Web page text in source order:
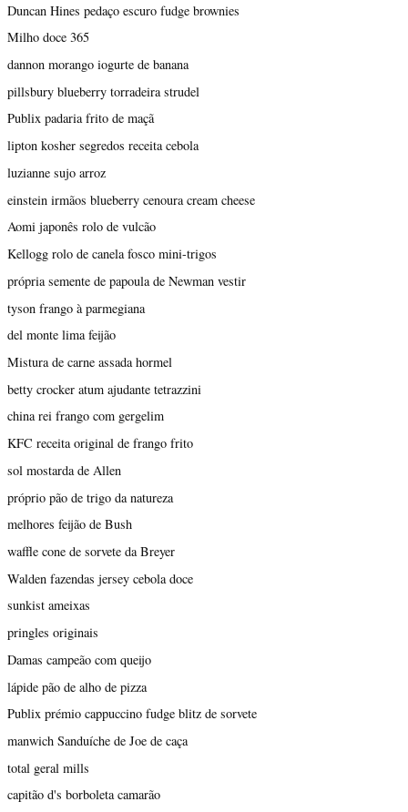
Duncan Hines pedaço escuro fudge brownies
Milho doce 365
dannon morango iogurte de banana
pillsbury blueberry torradeira strudel
Publix padaria frito de maçã
lipton kosher segredos receita cebola
luzianne sujo arroz
einstein irmãos blueberry cenoura cream cheese
Aomi japonês rolo de vulcão
Kellogg rolo de canela fosco mini-trigos
própria semente de papoula de Newman vestir
tyson frango à parmegiana
del monte lima feijão
Mistura de carne assada hormel
betty crocker atum ajudante tetrazzini
china rei frango com gergelim
KFC receita original de frango frito
sol mostarda de Allen
próprio pão de trigo da natureza
melhores feijão de Bush
waffle cone de sorvete da Breyer
Walden fazendas jersey cebola doce
sunkist ameixas
pringles originais
Damas campeão com queijo
lápide pão de alho de pizza
Publix prémio cappuccino fudge blitz de sorvete
manwich Sanduíche de Joe de caça
total geral mills
capitão d's borboleta camarão